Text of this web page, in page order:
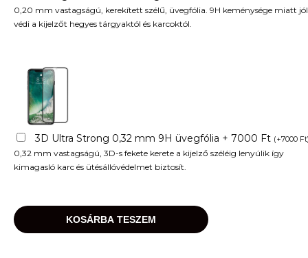
0,20 mm vastagságú, kerekített szélű, üvegfólia. 9H keménysége miatt jól
védi a kijelzőt hegyes tárgyaktól és karcoktól.
3D Ultra Strong 0,32 mm 9H üvegfólia + 7000 Ft (+7000 Ft
0,32 mm vastagságú, 3D-s fekete kerete a kijelző széléig lenyúlik így
kimagasló karc és ütésállóvédelmet biztosít.
KOSÁRBA TESZEM